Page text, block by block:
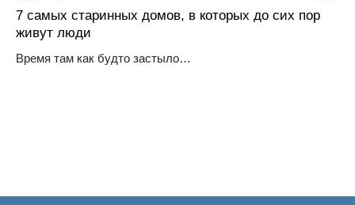
7 самых старинных домов, в которых до сих пор
живут люди
Время там как будто застыло…